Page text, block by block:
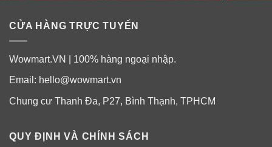
Krill là một trong những sinh vật phong phú và bền vững
những nơi khác. Sản phẩm này đến từ một ngành thủy
sản đã được chứng nhận độc lập theo tiêu chuẩn của
MSC cho nghề cá được quản lý tốt và bền vững.
để tan rã trong vòng một giờ. Không có muối (natri
CỬA HÀNG TRỰC TUYẾN
Wowmart.VN | 100% hàng ngoại nhập.
Email: hello@wowmart.vn
Chung cư Thanh Đa, P27, Bình Thạnh, TPHCM
QUY ĐỊNH VÀ CHÍNH SÁCH